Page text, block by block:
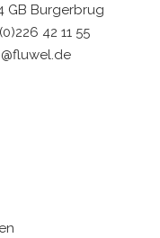
GB Burgerbrug
42 11 55